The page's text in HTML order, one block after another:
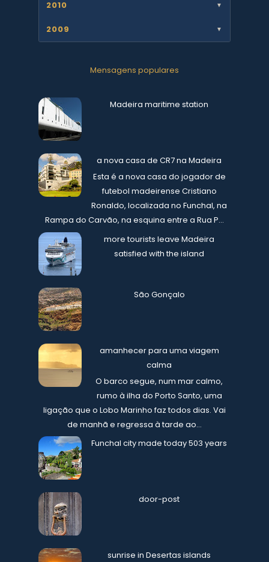
2010 ▼
2009 ▼
Mensagens populares
Madeira maritime station
a nova casa de CR7 na Madeira
Esta é a nova casa do jogador de
futebol madeirense Cristiano
Ronaldo, localizada no Funchal, na
Rampa do Carvão, na esquina entre a Rua P...
more tourists leave Madeira
satisfied with the island
São Gonçalo
amanhecer para uma viagem
calma
O barco segue, num mar calmo,
rumo à ilha do Porto Santo, uma
ligação que o Lobo Marinho faz todos dias. Vai
de manhã e regressa à tarde ao...
Funchal city made today 503 years
door-post
sunrise in Desertas islands